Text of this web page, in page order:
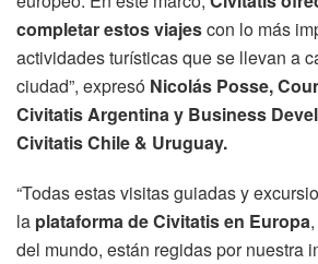
completar estos viajescon lo más
actividades turísticas que se llevan a
ciudad”, expresó Nicolás Posse,
Civitatis Argentina y Business
Civitatis Chile & Uruguay.
“Todas estas visitas guiadas y
la plataforma de Civitatis en Europa
del mundo, están regidas por nuestra